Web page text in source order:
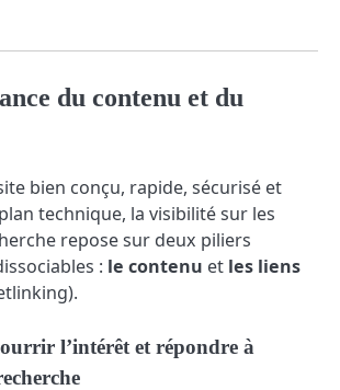
du contenu et du
bien conçu, rapide, sécurisé et
technique, la visibilité sur les
repose sur deux piliers
: le contenu et les liens
l’intérêt et répondre à